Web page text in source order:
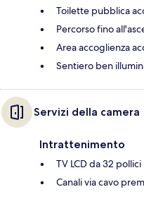
Toilette pubblica
Percorso fino
Area accoglienza
Sentiero ben
Servizi della camera
Intrattenimento
TV LCD da 32 pollici
Canali via cavo